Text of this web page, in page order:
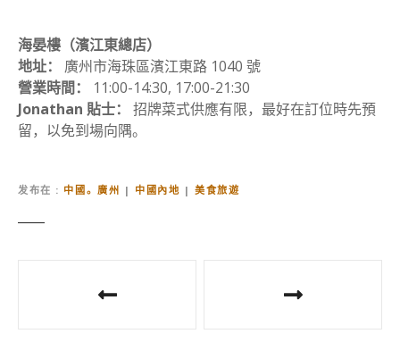
海晏樓（濱江東總店）
地址：
廣州市海珠區濱江東路 1040 號
營業時間：
11:00-14:30, 17:00-21:30
Jonathan 貼士：
招牌菜式供應有限，最好在訂位時先預
留，以免到場向隅。
发布在 中國。廣州 | 中國內地 | 美食旅遊